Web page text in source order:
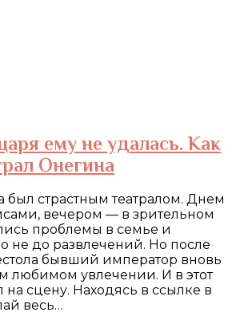
ему не удалась. Как
Онегина
был страстным театралом. Днем
вечером — в зрительном
проблемы в семье и
не до развлечений. Но после
бывший император вновь
любимом увлечении. И в этот
сцену. Находясь в ссылке в
весь…